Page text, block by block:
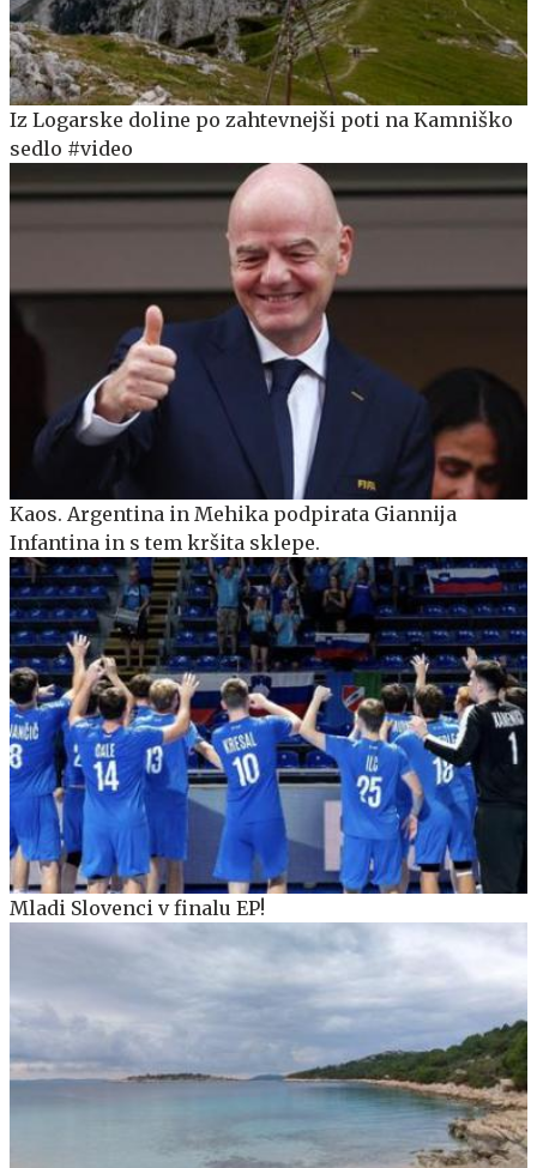
Iz Logarske doline po zahtevnejši poti na Kamniško
sedlo #video
Kaos. Argentina in Mehika podpirata Giannija
Infantina in s tem kršita sklepe.
Mladi Slovenci v finalu EP!